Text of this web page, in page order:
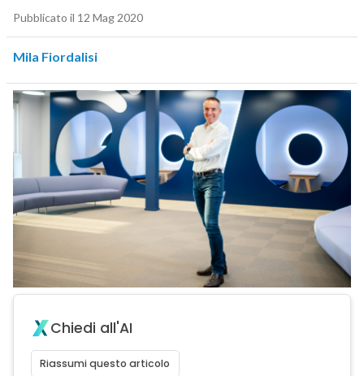
Pubblicato il 12 Mag 2020
Mila Fiordalisi
Chiedi all'AI
Riassumi questo articolo